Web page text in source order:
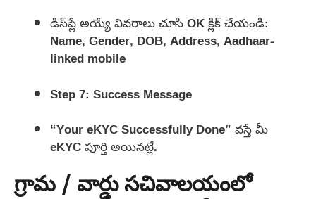
డిస్‌ప్లే అయ్యే వివరాలు చూసి OK క్లిక్ చేయండి:
Name, Gender, DOB, Address, Aadhaar-
linked mobile
Step 7: Success Message
“Your eKYC Successfully Done” వస్తే మీ
eKYC పూర్తి అయినట్లే.
గ్రామ / వార్డు సచివాలయంలో